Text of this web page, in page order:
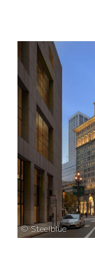
©️ Steelblue